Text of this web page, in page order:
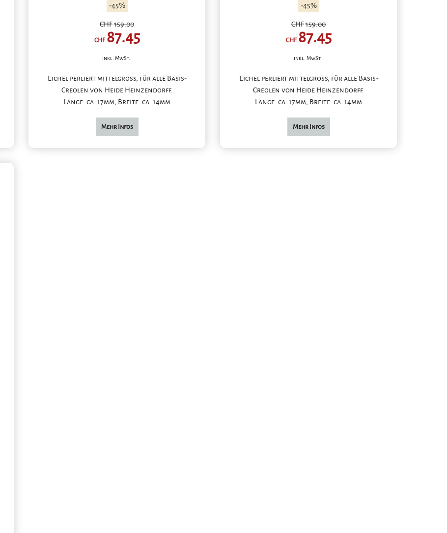
-45%
CHF159.00
CHF 87.45
inkl. MwSt.
Eichel perliert mittelgross, für alle Basis-
Creolen von Heide Heinzendorff.
Länge: ca. 17mm, Breite: ca. 14mm
Mehr Infos
-45%
CHF159.00
CHF 87.45
inkl. MwSt.
Eichel perliert mittelgross, für alle Basis-
Creolen von Heide Heinzendorff.
Länge: ca. 17mm, Breite: ca. 14mm
Mehr Infos